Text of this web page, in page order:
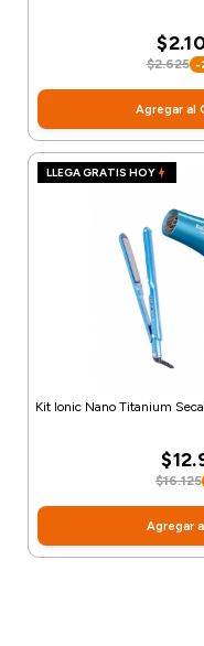
$2.625 -
Agregar al
LLEGA GRATIS HOY
Kit Ionic Nano Titanium
$16.125
Agregar